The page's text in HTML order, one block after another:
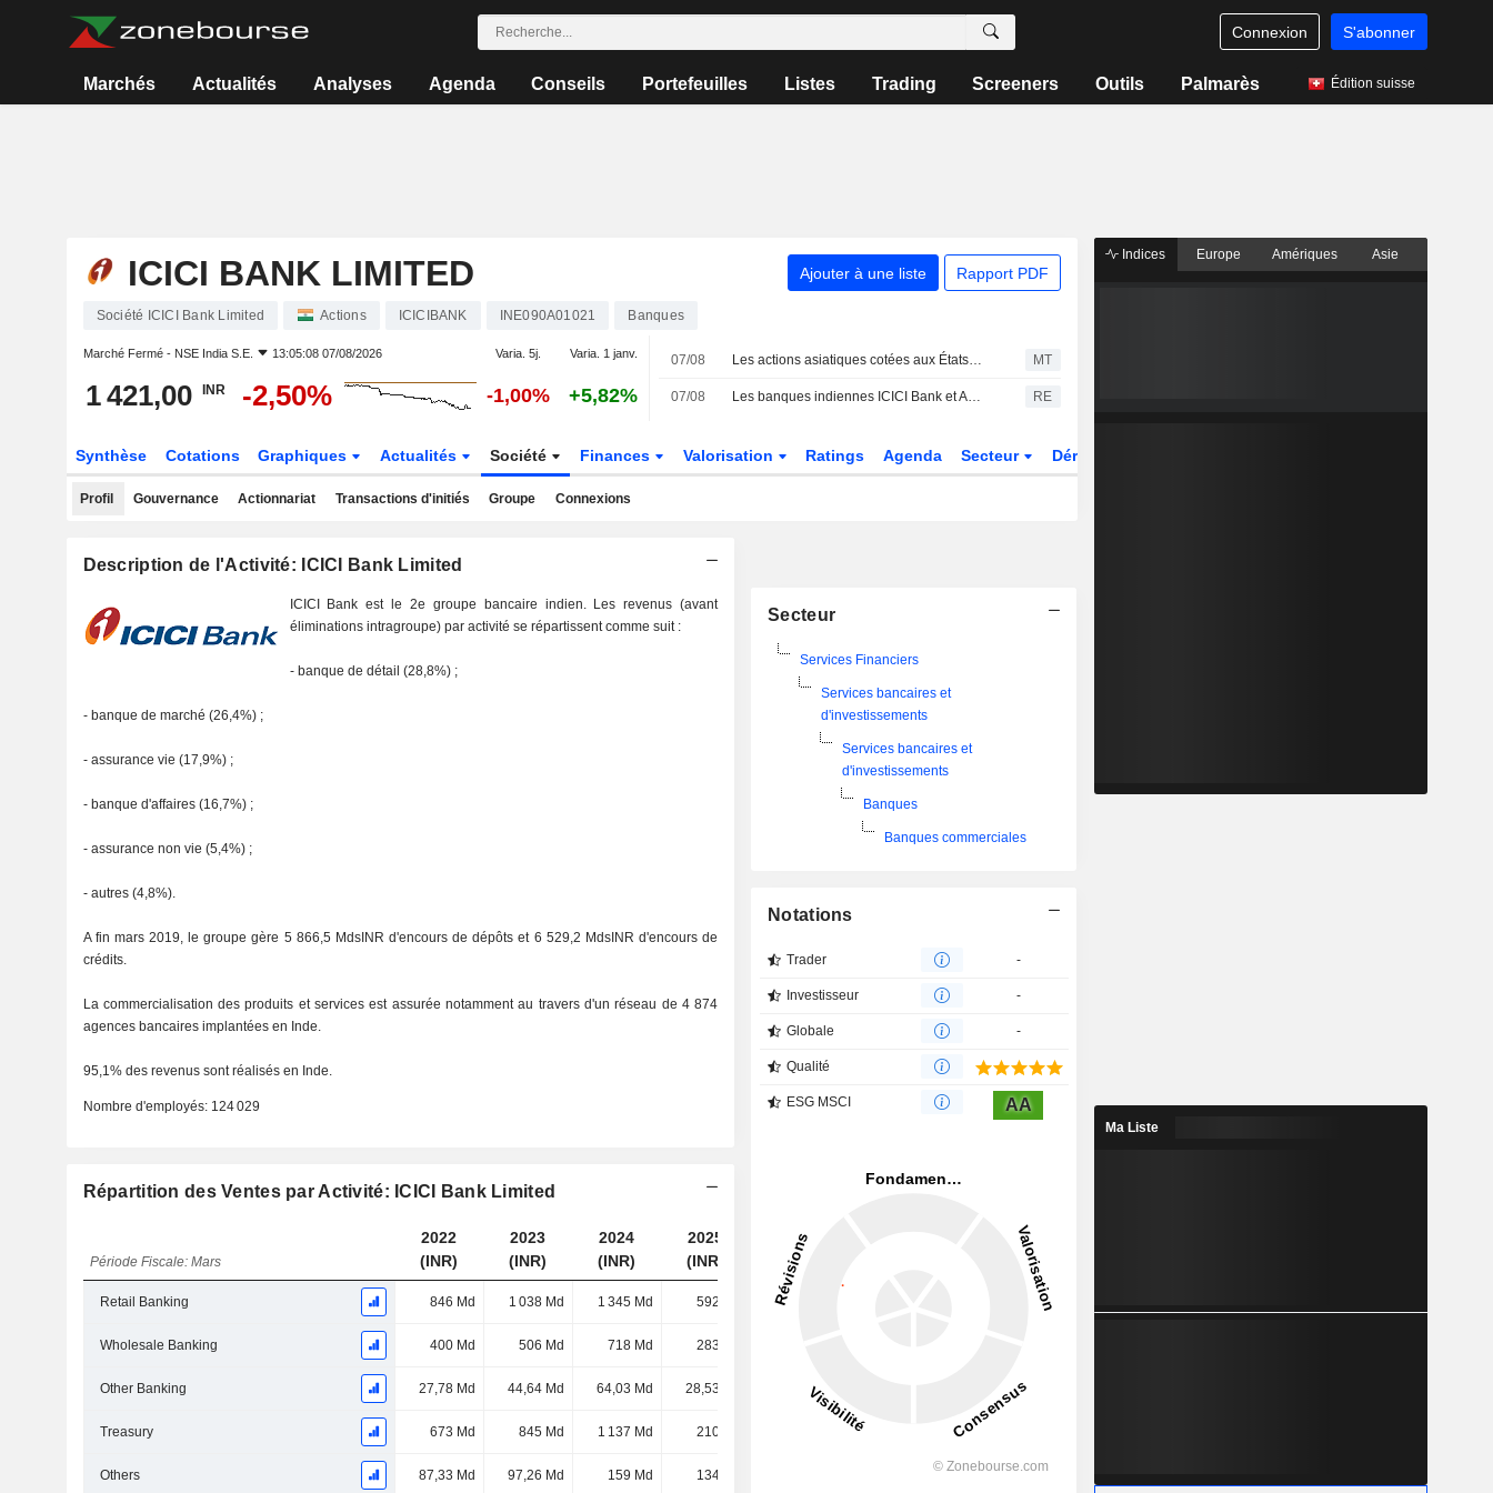
Connexion S'abonner
Marchés Actualités Analyses Agenda Conseils Portefeuilles Listes Trading Screeners Outils Palmarès Édition suisse
ICICI BANK LIMITED Ajouter à une liste Rapport PDF
Société ICICI Bank Limited Actions ICICIBANK INE090A01021 Banques
Marché Fermé - NSE India S.E. 13:05:08 07/08/2026 Varia. 5j. Varia. 1 janv.
1 421,00 INR -2,50% -1,00% +5,82%
07/08 Les actions asiatiques cotées aux États-Unis sous forme d'ADR progressent vendredi et terminent la semaine en hausse de 2 % MT
07/08 Les banques indiennes ICICI Bank et Axis Bank sollicitent à nouveau le marché de la dette en dollars en moins de deux mois, selon des banquiers RE
Synthèse Cotations Graphiques Actualités Société Finances Valorisation Ratings Agenda Secteur Dérivés
Profil Gouvernance Actionnariat Transactions d'initiés Groupe Connexions
Description de l'Activité: ICICI Bank Limited
ICICI Bank est le 2e groupe bancaire indien. Les revenus (avant
éliminations intragroupe) par activité se répartissent comme suit :
- banque de détail (28,8%) ;
- banque de marché (26,4%) ;
- assurance vie (17,9%) ;
- banque d'affaires (16,7%) ;
- assurance non vie (5,4%) ;
- autres (4,8%).
A fin mars 2019, le groupe gère 5 866,5 MdsINR d'encours de dépôts et 6 529,2 MdsINR d'encours de
crédits.
La commercialisation des produits et services est assurée notamment au travers d'un réseau de 4 874
agences bancaires implantées en Inde.
95,1% des revenus sont réalisés en Inde.
Nombre d'employés: 124 029
Répartition des Ventes par Activité: ICICI Bank Limited
Période Fiscale: Mars
2022
(INR)
2023
(INR)
2024
(INR)
2025
(INR)
2026
(INR)
Retail Banking 846 Md 1 038 Md 1 345 Md 592 Md 1 624 Md
Wholesale Banking 400 Md 506 Md 718 Md 283 Md
Other Banking 27,78 Md 44,64 Md 64,03 Md 28,53 Md 75,17 Md
Treasury 673 Md 845 Md 1 137 Md 210 Md
Others 87,33 Md 97,26 Md 159 Md 134 Md
Secteur
Services Financiers
Services bancaires et
d'investissements
Services bancaires et
d'investissements
Banques
Banques commerciales
Notations
Trader -
Investisseur -
Globale -
Qualité
ESG MSCI AA
Indices Europe Amériques Asie
Ma Liste